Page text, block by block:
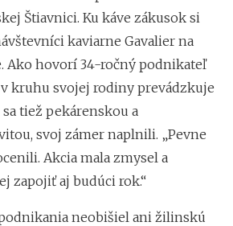
Štiavnici. Ku káve zákusok si
kaviarne Gavalier na
Ako hovorí 34-ročný podnikateľ
kruhu svojej rodiny prevádzkuje
tiež pekárenskou a
svoj zámer naplnili. „Pevne
Akcia mala zmysel a
zapojiť aj budúci rok.“
neobišiel ani žilinskú